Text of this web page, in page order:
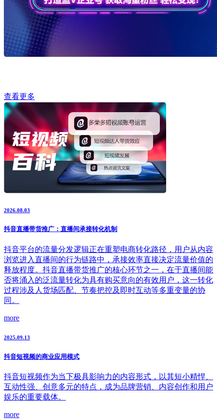
查看更多
2026.08.03
抖音直播带货推广：直播间承接转化机制
抖音平台的流量分发逻辑正在重塑电商转化路径，用户从内容
浏览进入直播间的行为链路中，承接效率直接决定流量价值的
释放程度。抖音直播带货推广的核心环节之一，在于直播间能
否将涌入的泛流量转化为具有购买意向的有效用户，这一转化
过程涉及人货场匹配、节奏把控及即时互动等多重变量的协
同。
more
2025.09.13
抖音短视频的商业应用模式
抖音短视频作为当下极具影响力的内容形式，以其短小精悍、
互动性强、创意多元的特点，成为品牌营销、内容创作和用户
娱乐的重要载体。
more